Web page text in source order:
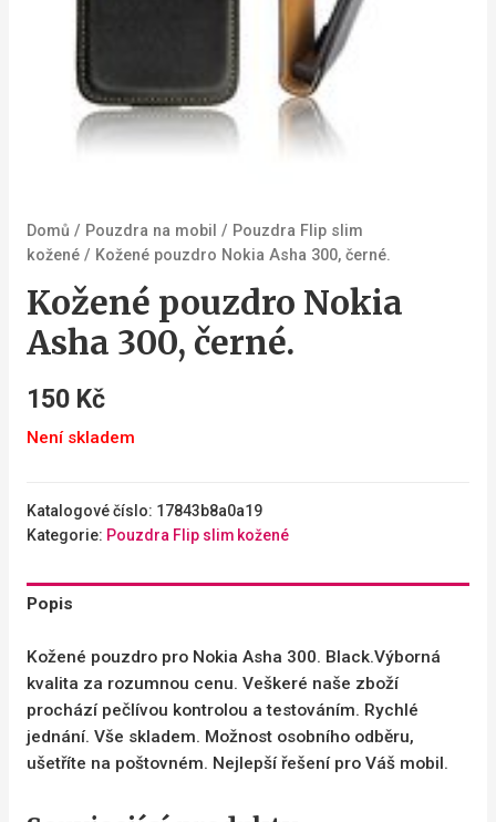
Domů / Pouzdra na mobil / Pouzdra Flip slim
kožené/ Kožené pouzdro Nokia Asha 300, černé.
Kožené pouzdro Nokia
Asha 300, černé.
150 Kč
Není skladem
Katalogové číslo: 17843b8a0a19
Kategorie: Pouzdra Flip slim kožené
Popis
Kožené pouzdro pro Nokia Asha 300. Black.Výborná
kvalita za rozumnou cenu. Veškeré naše zboží
prochází pečlívou kontrolou a testováním. Rychlé
jednání. Vše skladem. Možnost osobního odběru,
ušetříte na poštovném. Nejlepší řešení pro Váš mobil.